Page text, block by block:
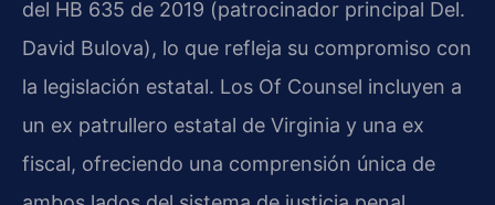
del HB 635 de 2019 (patrocinador principal Del.
David Bulova), lo que refleja su compromiso con
la legislación estatal. Los Of Counsel incluyen a
un ex patrullero estatal de Virginia y una ex
fiscal, ofreciendo una comprensión única de